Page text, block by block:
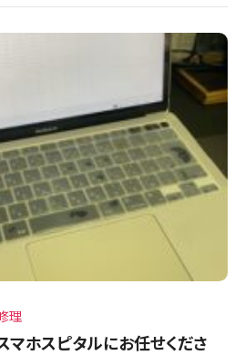
理
ホスピタルにお任せくださ